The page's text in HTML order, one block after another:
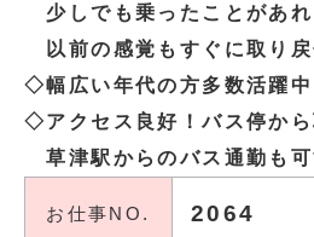
少しでも乗ったことがあ
以前の感覚もすぐに取り戻
◇幅広い年代の方多数活躍中
◇アクセス良好！バス停か
草津駅からのバス通勤も可
お仕事NO. 2064